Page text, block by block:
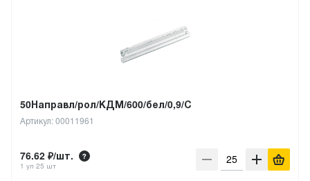
50Направл/рол/КДМ/600/бел/0,9/С
Артикул: 00011961
76.62 ₽/шт.
1 уп 25 шт